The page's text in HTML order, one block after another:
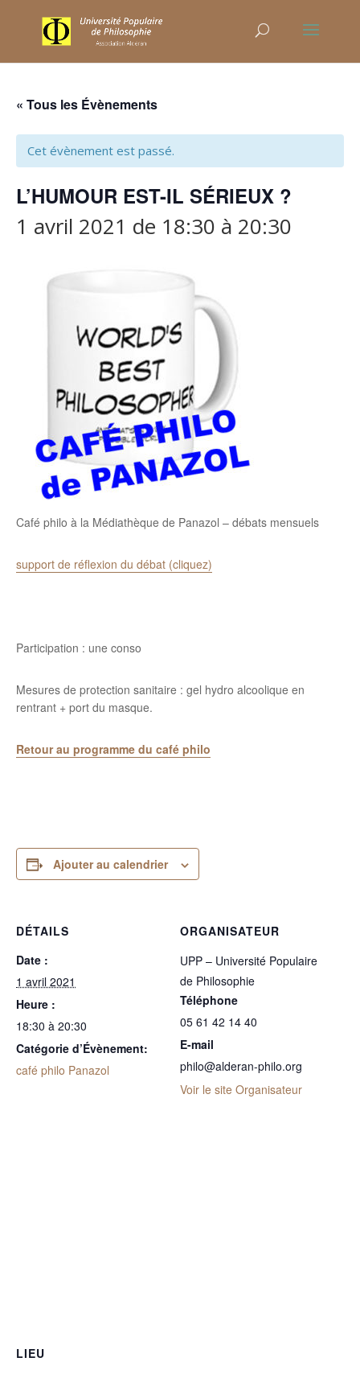
« Tous les Évènements
Cet évènement est passé.
L’HUMOUR EST-IL SÉRIEUX ?
1 avril 2021 de 18:30 à 20:30
Café philo à la Médiathèque de Panazol – débats mensuels
support de réflexion du débat (cliquez)
Participation : une conso
Mesures de protection sanitaire : gel hydro alcoolique en
rentrant + port du masque.
Retour au programme du café philo
Ajouter au calendrier
DÉTAILS
Date :
1 avril 2021
Heure :
18:30 à 20:30
Catégorie d’Évènement:
café philo Panazol
ORGANISATEUR
UPP – Université Populaire
de Philosophie
Téléphone
05 61 42 14 40
E-mail
philo@alderan-philo.org
Voir le site Organisateur
LIEU